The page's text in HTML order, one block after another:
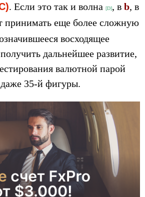
. Если это так и волна [D], в b, в
принимать еще более сложную
восходящее
дальнейшее развитие,
валютной парой
35-й фигуры.